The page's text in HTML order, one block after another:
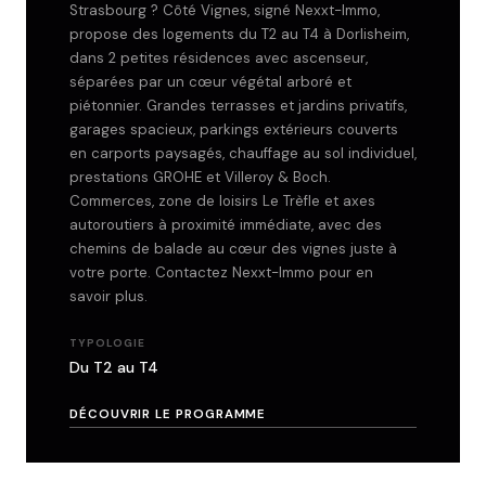
Strasbourg ? Côté Vignes, signé Nexxt-Immo,
propose des logements du T2 au T4 à Dorlisheim,
dans 2 petites résidences avec ascenseur,
séparées par un cœur végétal arboré et
piétonnier. Grandes terrasses et jardins privatifs,
garages spacieux, parkings extérieurs couverts
en carports paysagés, chauffage au sol individuel,
prestations GROHE et Villeroy & Boch.
Commerces, zone de loisirs Le Trèfle et axes
autoroutiers à proximité immédiate, avec des
chemins de balade au cœur des vignes juste à
votre porte. Contactez Nexxt-Immo pour en
savoir plus.
TYPOLOGIE
Du T2 au T4
DÉCOUVRIR LE PROGRAMME